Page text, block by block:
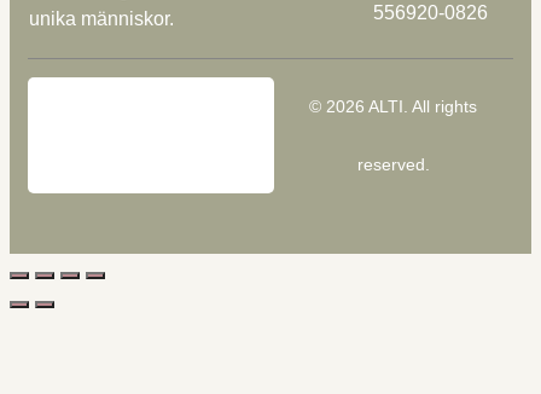
unika människor.
556920-0826
© 2026 ALTI. All rights
reserved.